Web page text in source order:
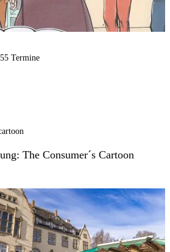
der Stadt Dortmund der
Region. Hier ist für alle was
55 Termine
The Consumer´s Cartoon